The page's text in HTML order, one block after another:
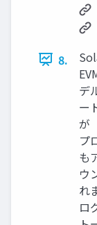
8.
デ
ー
が
プ
も
ウ
れ
ロ